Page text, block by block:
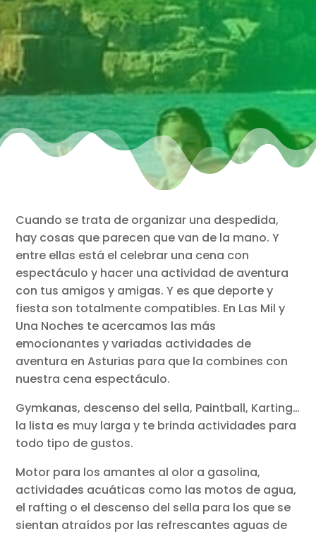
Cuando se trata de organizar una despedida,
hay cosas que parecen que van de la mano. Y
entre ellas está el celebrar una cena con
espectáculo y hacer una actividad de aventura
con tus amigos y amigas. Y es que deporte y
fiesta son totalmente compatibles. En Las Mil y
Una Noches te acercamos las más
emocionantes y variadas actividades de
aventura en Asturias para que la combines con
nuestra cena espectáculo.
Gymkanas, descenso del sella, Paintball, Karting…
la lista es muy larga y te brinda actividades para
todo tipo de gustos.
Motor para los amantes al olor a gasolina,
actividades acuáticas como las motos de agua,
el rafting o el descenso del sella para los que se
sientan atraídos por las refrescantes aguas de